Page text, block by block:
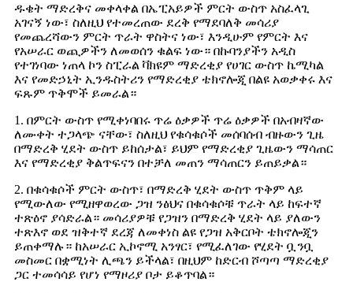
ዱቄት ማድረቅና መቀላቀል በኤፒአይዎች ምርት ውስጥ አስፈላጊ
አገናኝ ነው፣ ስለዚህ የተመረጠው ደረቅ የማደባለቅ መሳሪያ
የመጨረሻውን ምርት ጥራት ዋስትና ነው፣ እንዲሁም የምርት እና
የአሠራር ወጪዎችን ለመወሰን ቁልፍ ነው። በኩባንያችን አዲስ
የተገነባው ነጠላ ኮን ስፒራል ቫክዩም ማድረቂያ የሀገር ውስጥ ኬሚካል
እና የመድኃኒት ኢንዱስትሪን የማድረቂያ ቴክኖሎጂ በልዩ አወቃቀሩ እና
ፍጹም ጥቅሞች ይመራል።
1. በምርት ውስጥ የሚቀነባበሩ ጥሬ ዕቃዎች ጥሬ ዕቃዎች በአብዛኛው
ለሙቀት ተጋላጭ ናቸው፣ ስለዚህ የቁሳቁሶች መሰባሰብ ብዙውን ጊዜ
በማድረቅ ሂደት ውስጥ ይከሰታል፣ ይህም የማድረቂያ ጊዜውን ማሳጠር
እና የማድረቂያ ቅልጥፍናን በተቻለ መጠን ማሳጠርን ይጠይቃል።
2. በቁሳቁሶች ምርት ውስጥ፣ በማድረቅ ሂደት ውስጥ ጥቅም ላይ
የሚውለው የሚዘዋወረው ጋዝ ንፅህና በቁሳቁሶቹ ጥራት ላይ ከፍተኛ
ተጽዕኖ ያሳድራል። መሳሪያዎቹ የጋዝን በማድረቅ ሂደት ላይ ያለውን
ተጽእኖ ወደ ዝቅተኛ ደረጃ ለመቀነስ ልዩ የጋዝ አቅርቦት ቴክኖሎጂን
ይጠቀማሉ። ከአሠራር ኢኮኖሚ አንፃር፣ የሚፈለገው የሂደት ቧንቧ
መስመር በቋሚነት ሊጫን ይችላል፣ በዚህም ከድርብ ሾጣጣ ማድረቂያ
ጋር ተመሳሳይ የሆነ የማዞሪያ ቦታ ይቆጥባል።